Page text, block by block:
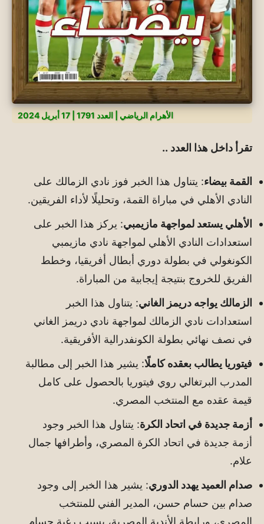
الأهرام الرياضي | العدد 1791 | 17 أبريل 2024
تقرأ داخل هذا العدد ..
القمة بيضاء: يتناول هذا الخبر فوز نادي الزمالك على
النادي الأهلي في مباراة القمة، وتحليلًا لأداء الفريقين.
الأهلي يستعد لمواجهة مازيمبي: يركز هذا الخبر على
استعدادات النادي الأهلي لمواجهة نادي مازيمبي
الكونغولي في بطولة دوري أبطال أفريقيا، وخطط
الفريق للخروج بنتيجة إيجابية من المباراة.
الزمالك يواجه دريمز الغاني: يتناول هذا الخبر
استعدادات نادي الزمالك لمواجهة نادي دريمز الغاني
في نصف نهائي بطولة الكونفدرالية الأفريقية.
فيتوريا يطالب بعقده كاملًا: يشير هذا الخبر إلى مطالبة
المدرب البرتغالي روي فيتوريا بالحصول على كامل
قيمة عقده مع المنتخب المصري.
أزمة جديدة في اتحاد الكرة: يتناول هذا الخبر وجود
أزمة جديدة في اتحاد الكرة المصري، وأطرافها جمال
علام.
صدام العميد يهدد الدوري: يشير هذا الخبر إلى وجود
صدام بين حسام حسن، المدير الفني للمنتخب